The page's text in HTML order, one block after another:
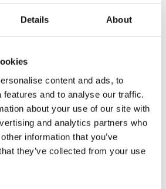
Details About
content and ads, to
features and to analyse our traffic.
about your use of our site with
and analytics partners who
information that you’ve
they’ve collected from your use